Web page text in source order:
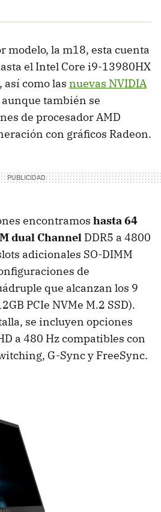
modelo, la m18, esta cuenta
el Intel Core i9-13980HX
así como las nuevas NVIDIA
aunque también se
de procesador AMD
con gráficos Radeon.
encontramos hasta 64
dual Channel DDR5 a 4800
adicionales SO-DIMM
de
que alcanzan los 9
PCIe NVMe M.2 SSD).
se incluyen opciones
a 480 Hz compatibles con
G-Sync y FreeSync.